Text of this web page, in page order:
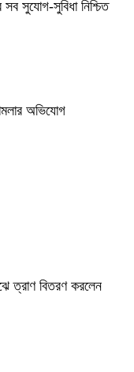
সুযোগ-সুবিধা নিশ্চিত
অভিযোগ
ত্রাণ বিতরণ করলেন